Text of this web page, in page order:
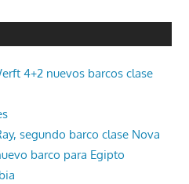
4+2 nuevos barcos clase
segundo barco clase Nova
barco para Egipto